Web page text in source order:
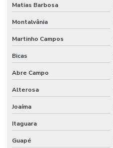
Matias Barbosa
Montalvânia
Martinho Campos
Bicas
Abre Campo
Alterosa
Joaíma
Itaguara
Guapé